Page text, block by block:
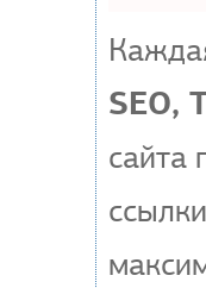
SEO,
сайта